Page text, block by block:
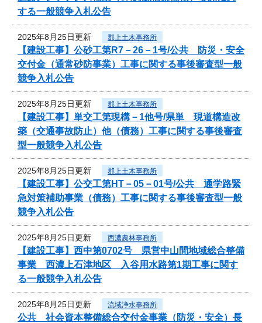
する一般競争入札公告
2025年8月25日更新 郡上土木事務所
【建設工事】公砂工第R7－26－1号/公共 防災・安全
交付金（通常砂防事業）工事に関する事後審査型一般
競争入札公告
2025年8月25日更新 郡上土木事務所
【建設工事】単交工第現構－1他号/県単 現道構造改
築（交通事故防止）他（債務）工事に関する事後審査
型一般競争入札公告
2025年8月25日更新 郡上土木事務所
【建設工事】公交工第HT－05－01号/公共 通学路緊
急対策補助事業（債務）工事に関する事後審査型一般
競争入札公告
2025年8月25日更新 西濃農林事務所
【建設工事】西中第0702号 県営中山間地域総合整備
事業 西濃上石津地区 入谷用水路第1期工事に関す
る一般競争入札公告
2025年8月25日更新 流域浄水事務所
公共 社会資本整備総合交付金事業（防災・安全）長